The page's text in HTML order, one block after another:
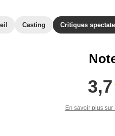
Casting Critiques
3,7
En savoir plus